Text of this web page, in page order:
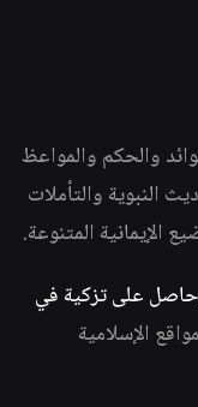
والحكم والمواعظ
النبوية والتأملات
الإيمانية المتنوعة.
على تزكية في
الإسلامية